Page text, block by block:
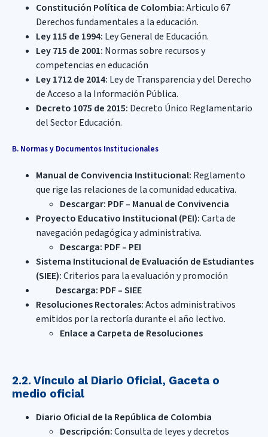
Constitución Política de Colombia:Articulo 67
Derechos fundamentales a la educación.
Ley 115 de 1994: Ley General de Educación.
Ley 715 de 2001: Normas sobre recursos y
competencias en educación
Ley 1712 de 2014: Ley de Transparencia y del Derecho
de Acceso a la Información Pública.
Decreto 1075 de 2015: Decreto Único Reglamentario
del Sector Educación.
B. Normas y Documentos Institucionales
Manual de Convivencia Institucional: Reglamento
que rige las relaciones de la comunidad educativa.
Descargar: PDF – Manual de Convivencia
Proyecto Educativo Institucional (PEI):Carta de
navegación pedagógica y administrativa.
Descarga: PDF – PEI
Sistema Institucional de Evaluación de Estudiantes
(SIEE):Criterios para la evaluación y promoción
Descarga: PDF – SIEE
Resoluciones Rectorales:Actos administrativos
emitidos por la rectoría durante el año lectivo.
Enlace a Carpeta de Resoluciones
2.2. Vínculo al Diario Oficial, Gaceta o
medio oficial
Diario Oficial de la República de Colombia
Descripción:Consulta de leyes y decretos